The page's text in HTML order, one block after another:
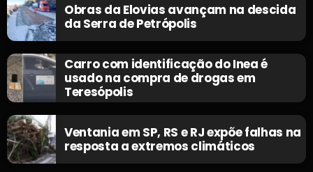
Obras da Elovias avançam na descida
da Serra de Petrópolis
Carro com identificação do Inea é
usado na compra de drogas em
Teresópolis
Ventania em SP, RS e RJ expõe falhas na
resposta a extremos climáticos